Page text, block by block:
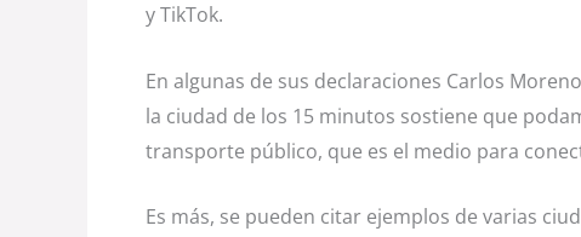
y TikTok.
En algunas de sus declaraciones Carlos
la ciudad de los 15 minutos sostiene que
transporte público, que es el medio para
Es más, se pueden citar ejemplos de varias